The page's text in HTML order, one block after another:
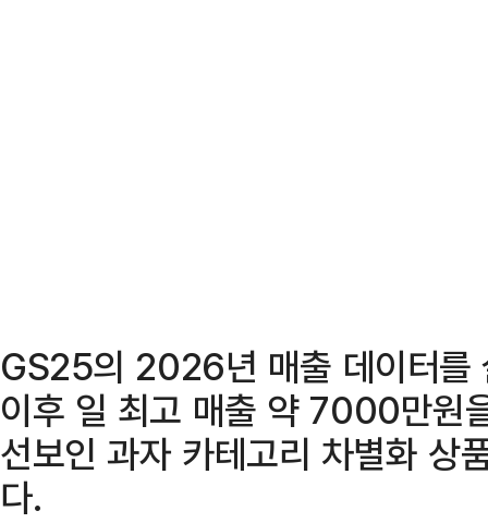
GS25의 2026년 매출 데이터를
이후 일 최고 매출 약 7000만원
선보인 과자 카테고리 차별화 상
다.